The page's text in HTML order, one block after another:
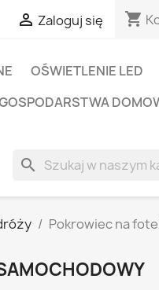
 Zaloguj się shopping_cart
OŚWIETLENIE LED
search
Pokrowiec na